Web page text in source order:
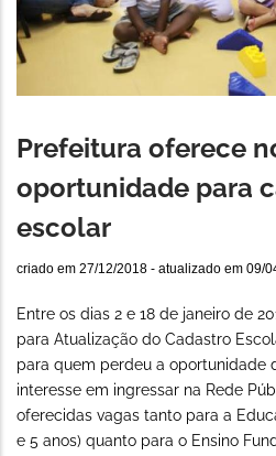
Prefeitura oferece
oportunidade para
escolar
criado em 27/12/2018 - atualizado em 09/
Entre os dias 2 e 18 de janeiro de
para Atualização do Cadastro
para quem perdeu a oportunidade
interesse em ingressar na Rede
oferecidas vagas tanto para a
e 5 anos) quanto para o Ensino